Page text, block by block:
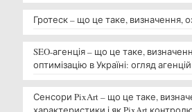
Гротеск – що це таке, визначення,
SEO-агенція – що це таке,
оптимізацію в Україні: огляд агенцій
Сенсори PixArt – що це таке,